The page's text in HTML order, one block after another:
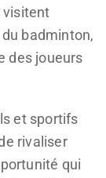
visitent
badminton,
des joueurs
et sportifs
rivaliser
qui